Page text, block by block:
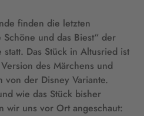
finden die letzten
und das Biest“ der
Das Stück in Altusried ist
des Märchens und
von der Disney Variante.
wie das Stück bisher
wir uns vor Ort angeschaut: